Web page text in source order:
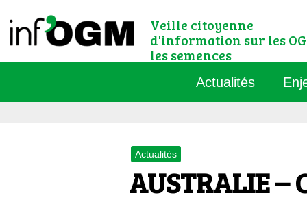
Veille citoyenne
d'information sur les
les semences
Actualités
Actualités
AUSTRALIE –